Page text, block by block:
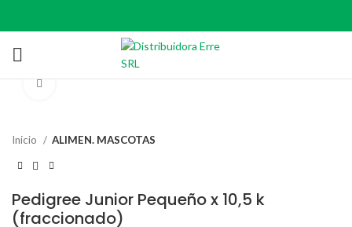
Inicio ALIMEN. MASCOTAS
Pedigree Junior Pequeño x 10,5 k
(fraccionado)